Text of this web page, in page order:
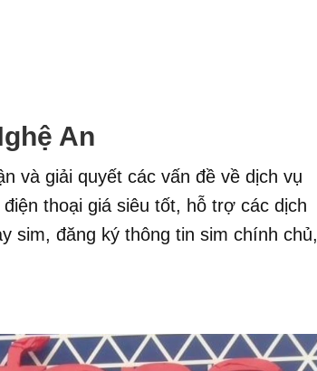
An
và giải quyết các vấn đề về dịch vụ
thoại giá siêu tốt, hỗ trợ các dịch
sim, đăng ký thông tin sim chính chủ,